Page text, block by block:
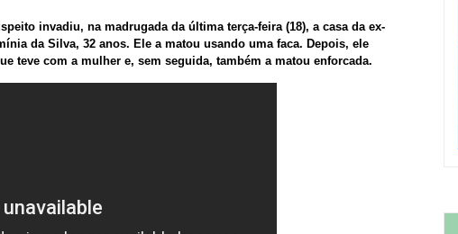
invadiu, na madrugada da última terça-feira (18), a casa da ex-
da Silva, 32 anos. Ele a matou usando uma faca. Depois, ele
teve com a mulher e, sem seguida, também a matou enforcada.